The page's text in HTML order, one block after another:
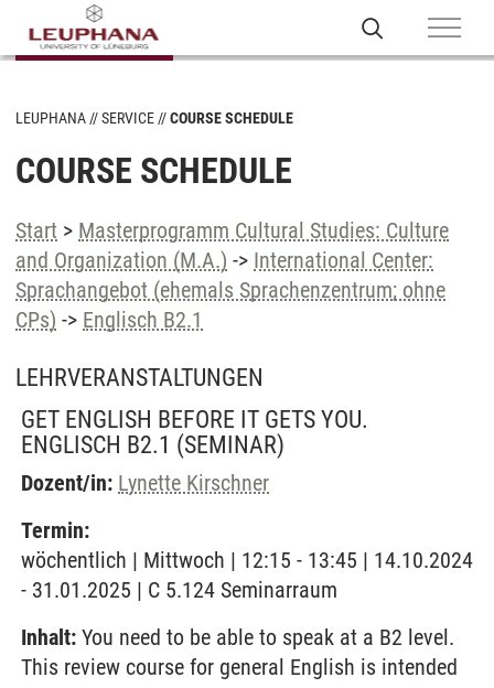
LEUPHANA SERVICE COURSE SCHEDULE
COURSE SCHEDULE
Start > Masterprogramm Cultural Studies: Culture
and Organization (M.A.) -> International Center:
Sprachangebot (ehemals Sprachenzentrum; ohne
CPs) -> Englisch B2.1
LEHRVERANSTALTUNGEN
GET ENGLISH BEFORE IT GETS YOU.
ENGLISCH B2.1 (SEMINAR)
Dozent/in: Lynette Kirschner
Termin:
wöchentlich | Mittwoch | 12:15 - 13:45 | 14.10.2024
- 31.01.2025 | C 5.124 Seminarraum
Inhalt: You need to be able to speak at a B2 level.
This review course for general English is intended